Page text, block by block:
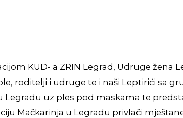
KUD- a ZRIN Legrad, Udruge žena
roditelji i udruge te i naši Leptirići sa
uz ples pod maskama te
Mačkarinja u Legradu privlači